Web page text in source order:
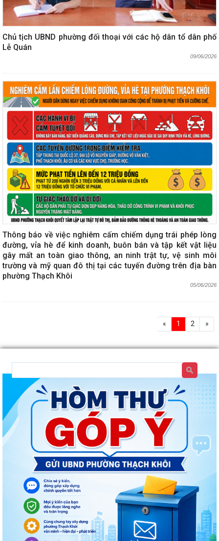
Chủ tịch UBND phường đối thoại với các hộ dân tổ dân phố
Lễ Quán
09/06/2026
Thông báo về việc nghiêm cấm chiếm dụng trái phép lòng
đường, vỉa hè để kinh doanh, buôn bán và tập kết vật liệu
gây mất an toàn giao thông, an ninh trật tự, vệ sinh môi
trường và mỹ quan đô thị tại các tuyến đường trên địa bàn
phường Thạch Khôi
05/06/2026
« 1 2 »